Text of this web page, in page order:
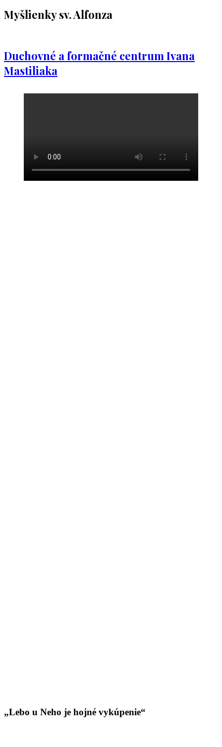
Myšlienky sv. Alfonza
Duchovné a formačné centrum Ivana
Mastiliaka
„Lebo u Neho je hojné vykúpenie“